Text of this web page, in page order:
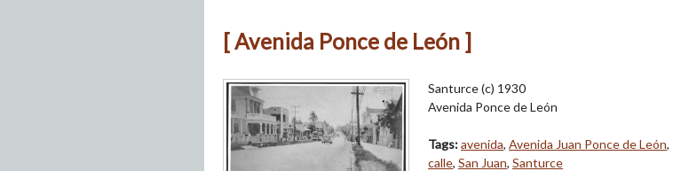
[ Avenida Ponce de León ]
Santurce (c) 1930
Avenida Ponce de León
Tags:avenida, Avenida Juan Ponce de León,
calle, San Juan, Santurce